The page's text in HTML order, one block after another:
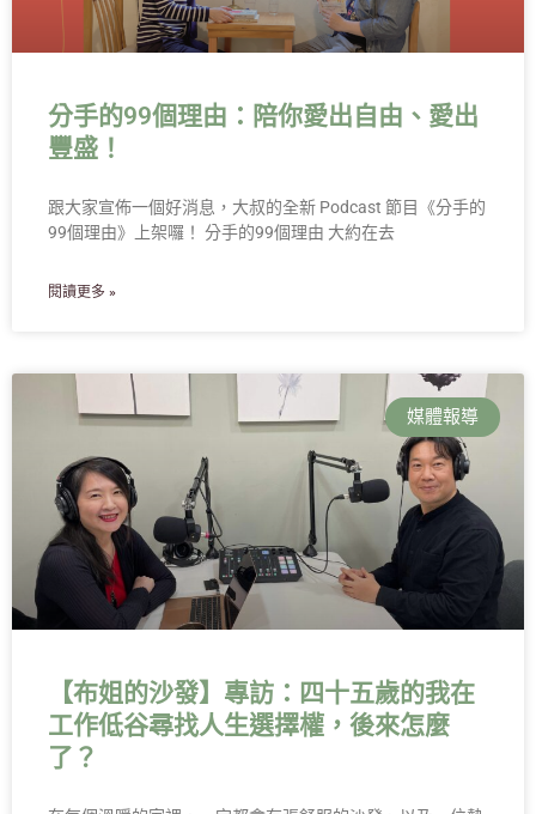
分手的99個理由：陪你愛出自由、愛出
豐盛！
跟大家宣佈一個好消息，大叔的全新 Podcast 節目《分手的
99個理由》上架囉！ 分手的99個理由 大約在去
閱讀更多 »
媒體報導
【布姐的沙發】專訪：四十五歲的我在
工作低谷尋找人生選擇權，後來怎麼
了？